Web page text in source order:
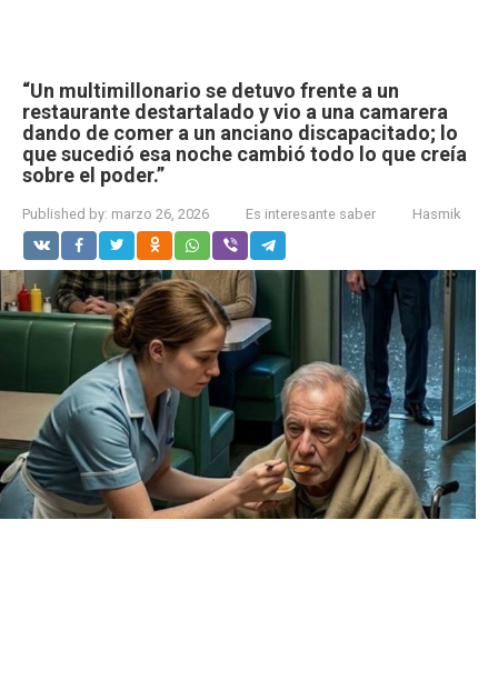
“Un multimillonario se detuvo frente a un
restaurante destartalado y vio a una camarera
dando de comer a un anciano discapacitado; lo
que sucedió esa noche cambió todo lo que creía
sobre el poder.”
Published by: marzo 26, 2026 Es interesante saber Hasmik